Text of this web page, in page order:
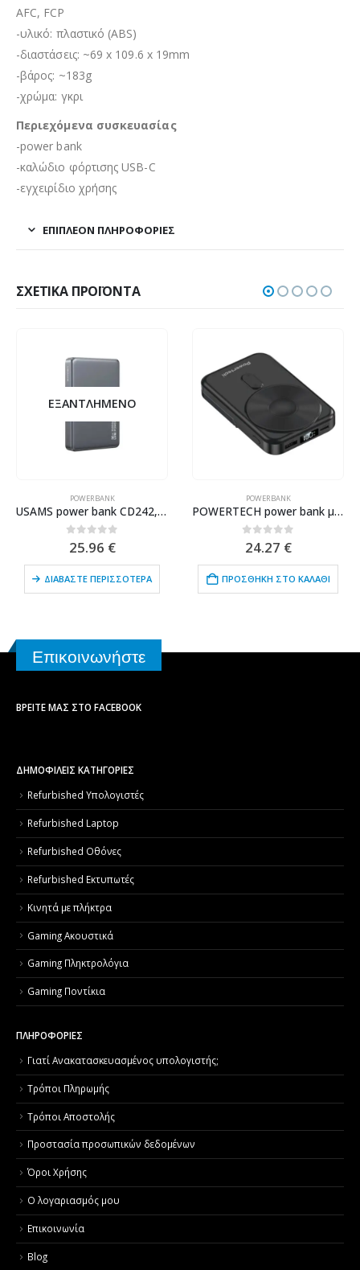
AFC, FCP
-υλικό: πλαστικό (ABS)
-διαστάσεις: ~69 x 109.6 x 19mm
-βάρος: ~183g
-χρώμα: γκρι
Περιεχόμενα συσκευασίας
-power bank
-καλώδιο φόρτισης USB-C
-εγχειρίδιο χρήσης
ΕΠΙΠΛΈΟΝ ΠΛΗΡΟΦΟΡΊΕΣ
ΣΧΕΤΙΚΆ ΠΡΟΪΌΝΤΑ
ΕΞΑΝΤΛΗΜΈΝΟ
POWERBANK
USAMS power bank CD242, magnetic wireless, USB-C έξοδος, 10000mAh, 20W, γκρι
0out of 5
25.96 €
ΔΙΑΒΆΣΤΕ ΠΕΡΙΣΣΌΤΕΡΑ
POWERBANK
POWERTECH power bank με οθόνη PT-1416, 10000mah, magnetic wireless, 22.5W, μαύρο
0out of 5
24.27 €
ΠΡΟΣΘΉΚΗ ΣΤΟ ΚΑΛΆΘΙ
Επικοινωνήστε
ΒΡΕΊΤΕ ΜΑΣ ΣΤΟ FACEBOOK
ΔΗΜΟΦΙΛΕΙΣ ΚΑΤΗΓΟΡΙΕΣ
Refurbished Υπολογιστές
Refurbished Laptop
Refurbished Οθόνες
Refurbished Εκτυπωτές
Κινητά με πλήκτρα
Gaming Ακουστικά
Gaming Πληκτρολόγια
Gaming Ποντίκια
ΠΛΗΡΟΦΟΡΙΕΣ
Γιατί Aνακατασκευασμένος υπολογιστής;
Τρόποι Πληρωμής
Τρόποι Αποστολής
Προστασία προσωπικών δεδομένων
Όροι Χρήσης
Ο λογαριασμός μου
Επικοινωνία
Blog